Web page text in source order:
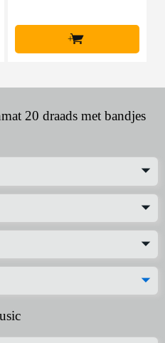
+
20 draads met bandjes